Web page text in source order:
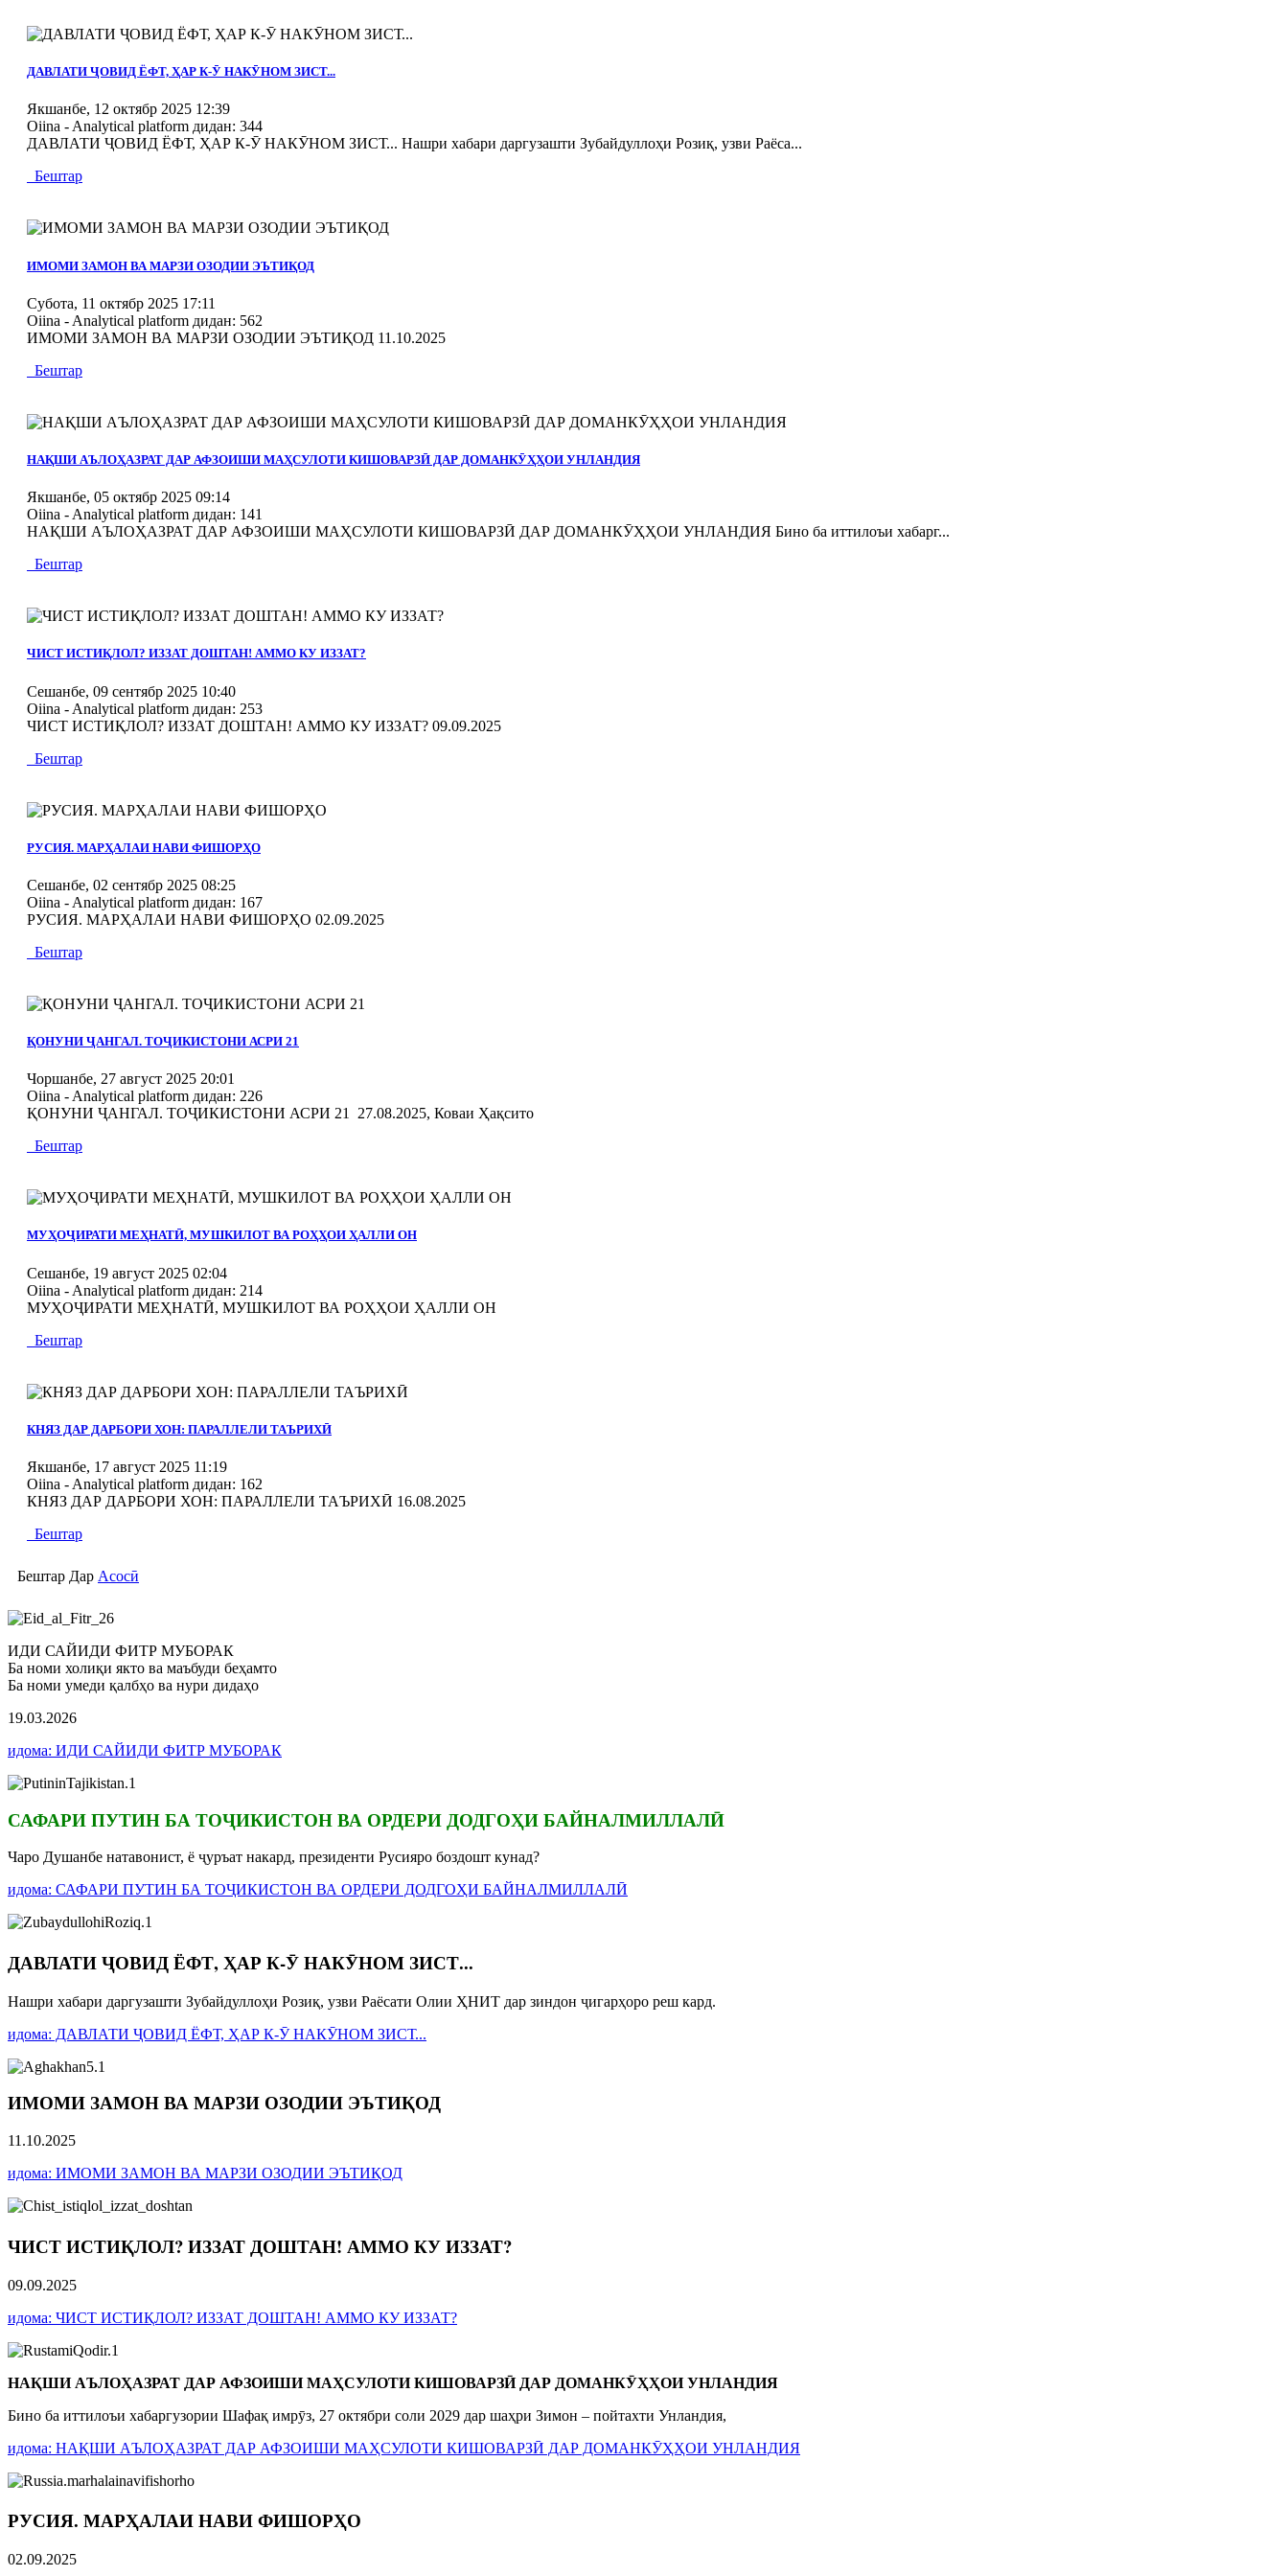
ДАВЛАТИ ҶОВИД ЁФТ, ҲАР К-Ӯ НАКӮНОМ ЗИСТ...
Якшанбе, 12 октябр 2025 12:39
Oiina - Analytical platform дидан: 344
ДАВЛАТИ ҶОВИД ЁФТ, ҲАР К-Ӯ НАКӮНОМ ЗИСТ... Нашри хабари даргузашти Зубайдуллоҳи Розиқ, узви Раёса...
Бештар
ИМОМИ ЗАМОН ВА МАРЗИ ОЗОДИИ ЭЪТИҚОД
Субота, 11 октябр 2025 17:11
Oiina - Analytical platform дидан: 562
ИМОМИ ЗАМОН ВА МАРЗИ ОЗОДИИ ЭЪТИҚОД 11.10.2025
Бештар
НАҚШИ АЪЛОҲАЗРАТ ДАР АФЗОИШИ МАҲСУЛОТИ КИШОВАРЗӢ ДАР ДОМАНКӮҲҲОИ УНЛАНДИЯ
Якшанбе, 05 октябр 2025 09:14
Oiina - Analytical platform дидан: 141
НАҚШИ АЪЛОҲАЗРАТ ДАР АФЗОИШИ МАҲСУЛОТИ КИШОВАРЗӢ ДАР ДОМАНКӮҲҲОИ УНЛАНДИЯ Бино ба иттилоъи хабарг...
Бештар
ЧИСТ ИСТИҚЛОЛ? ИЗЗАТ ДОШТАН! АММО КУ ИЗЗАТ?
Сешанбе, 09 сентябр 2025 10:40
Oiina - Analytical platform дидан: 253
ЧИСТ ИСТИҚЛОЛ? ИЗЗАТ ДОШТАН! АММО КУ ИЗЗАТ? 09.09.2025
Бештар
РУСИЯ. МАРҲАЛАИ НАВИ ФИШОРҲО
Сешанбе, 02 сентябр 2025 08:25
Oiina - Analytical platform дидан: 167
РУСИЯ. МАРҲАЛАИ НАВИ ФИШОРҲО 02.09.2025
Бештар
ҚОНУНИ ҶАНГАЛ. ТОҶИКИСТОНИ АСРИ 21
Чоршанбе, 27 август 2025 20:01
Oiina - Analytical platform дидан: 226
ҚОНУНИ ҶАНГАЛ. ТОҶИКИСТОНИ АСРИ 21 27.08.2025, Коваи Ҳақсито
Бештар
МУҲОҶИРАТИ МЕҲНАТӢ, МУШКИЛОТ ВА РОҲҲОИ ҲАЛЛИ ОН
Сешанбе, 19 август 2025 02:04
Oiina - Analytical platform дидан: 214
МУҲОҶИРАТИ МЕҲНАТӢ, МУШКИЛОТ ВА РОҲҲОИ ҲАЛЛИ ОН
Бештар
КНЯЗ ДАР ДАРБОРИ ХОН: ПАРАЛЛЕЛИ ТАЪРИХӢ
Якшанбе, 17 август 2025 11:19
Oiina - Analytical platform дидан: 162
КНЯЗ ДАР ДАРБОРИ ХОН: ПАРАЛЛЕЛИ ТАЪРИХӢ 16.08.2025
Бештар
Бештар Дар Асосӣ
ИДИ САЙИДИ ФИТР МУБОРАК
Ба номи холиқи якто ва маъбуди беҳамто
Ба номи умеди қалбҳо ва нури дидаҳо
19.03.2026
идома: ИДИ САЙИДИ ФИТР МУБОРАК
САФАРИ ПУТИН БА ТОҶИКИСТОН ВА ОРДЕРИ ДОДГОҲИ БАЙНАЛМИЛЛАЛӢ
Чаро Душанбе натавонист, ё ҷуръат накард, президенти Русияро боздошт кунад?
идома: САФАРИ ПУТИН БА ТОҶИКИСТОН ВА ОРДЕРИ ДОДГОҲИ БАЙНАЛМИЛЛАЛӢ
ДАВЛАТИ ҶОВИД ЁФТ, ҲАР К-Ӯ НАКӮНОМ ЗИСТ...
Нашри хабари даргузашти Зубайдуллоҳи Розиқ, узви Раёсати Олии ҲНИТ дар зиндон ҷигарҳоро реш кард.
идома: ДАВЛАТИ ҶОВИД ЁФТ, ҲАР К-Ӯ НАКӮНОМ ЗИСТ...
ИМОМИ ЗАМОН ВА МАРЗИ ОЗОДИИ ЭЪТИҚОД
11.10.2025
идома: ИМОМИ ЗАМОН ВА МАРЗИ ОЗОДИИ ЭЪТИҚОД
ЧИСТ ИСТИҚЛОЛ? ИЗЗАТ ДОШТАН! АММО КУ ИЗЗАТ?
09.09.2025
идома: ЧИСТ ИСТИҚЛОЛ? ИЗЗАТ ДОШТАН! АММО КУ ИЗЗАТ?
НАҚШИ АЪЛОҲАЗРАТ ДАР АФЗОИШИ МАҲСУЛОТИКИШОВАРЗӢ ДАР ДОМАНКӮҲҲОИ УНЛАНДИЯ
Бино ба иттилоъи хабаргузории Шафақ имрӯз, 27 октябри соли 2029 дар шаҳри Зимон – пойтахти Унландия,
идома: НАҚШИ АЪЛОҲАЗРАТ ДАР АФЗОИШИ МАҲСУЛОТИ КИШОВАРЗӢ ДАР ДОМАНКӮҲҲОИ УНЛАНДИЯ
РУСИЯ. МАРҲАЛАИ НАВИ ФИШОРҲО
02.09.2025